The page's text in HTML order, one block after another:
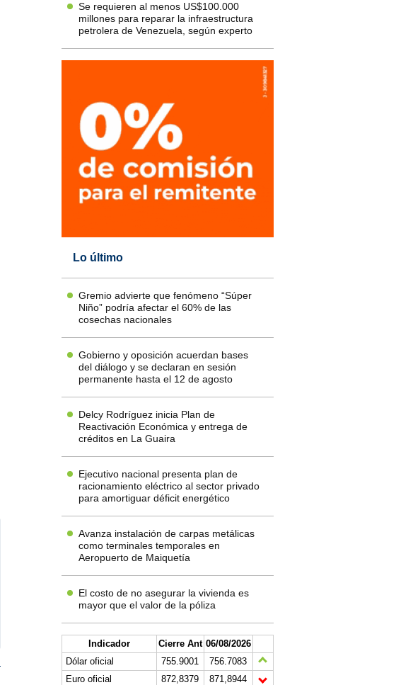
Se requieren al menos US$100.000
millones para reparar la infraestructura
petrolera de Venezuela, según experto
Lo último
Gremio advierte que fenómeno “Súper
Niño” podría afectar el 60% de las
cosechas nacionales
Gobierno y oposición acuerdan bases
del diálogo y se declaran en sesión
permanente hasta el 12 de agosto
Delcy Rodríguez inicia Plan de
Reactivación Económica y entrega de
créditos en La Guaira
Ejecutivo nacional presenta plan de
racionamiento eléctrico al sector privado
para amortiguar déficit energético
Avanza instalación de carpas metálicas
como terminales temporales en
Aeropuerto de Maiquetía
El costo de no asegurar la vivienda es
mayor que el valor de la póliza
Indicador Cierre Ant 06/08/2026
Dólar oficial
755.9001
756.7083
Euro oficial
872,8379
871,8944